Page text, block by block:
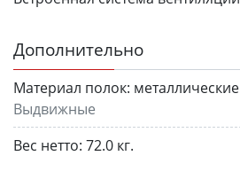
Дополнительно
Материал полок: металлические
Выдвижные
Вес нетто: 72.0 кг.